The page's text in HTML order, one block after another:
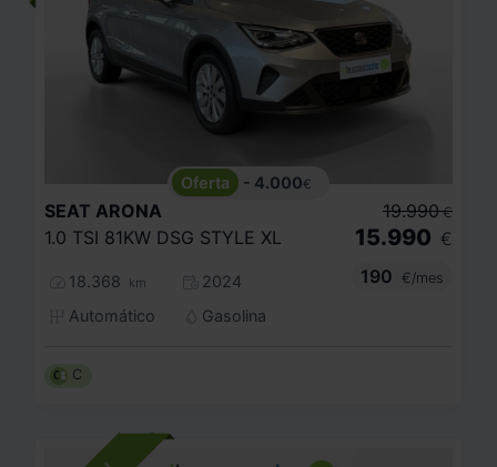
- 4.000€
SEAT ARONA
1.0 TSI 81KW DSG STYLE XL
18.368 km
2024
Automático
Gasolina
19.990 €
15.990 €
190
€/mes
C